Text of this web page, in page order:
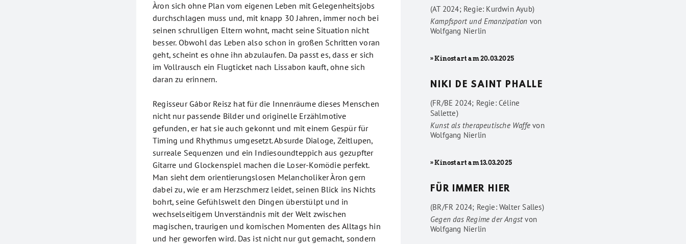
Àron sich ohne Plan vom eigenen Leben mit Gelegenheitsjobs
durchschlagen muss und, mit knapp 30 Jahren, immer noch bei
seinen schrulligen Eltern wohnt, macht seine Situation nicht
besser. Obwohl das Leben also schon in großen Schritten voran
geht, scheint es ohne ihn abzulaufen. Da passt es, dass er sich
im Vollrausch ein Flugticket nach Lissabon kauft, ohne sich
daran zu erinnern.
Regisseur Gábor Reisz hat für die Innenräume dieses Menschen
nicht nur passende Bilder und originelle Erzählmotive
gefunden, er hat sie auch gekonnt und mit einem Gespür für
Timing und Rhythmus umgesetzt. Absurde Dialoge, Zeitlupen,
surreale Sequenzen und ein Indiesoundteppich aus gezupfter
Gitarre und Glockenspiel machen die Loser-Komödie perfekt.
Man sieht dem orientierungslosen Melancholiker Àron gern
dabei zu, wie er am Herzschmerz leidet, seinen Blick ins Nichts
bohrt, seine Gefühlswelt den Dingen überstülpt und in
wechselseitigem Unverständnis mit der Welt zwischen
magischen, traurigen und komischen Momenten des Alltags hin
und her geworfen wird. Das ist nicht nur gut gemacht, sondern
(AT 2024; Regie: Kurdwin Ayub)
Kampfsport und Emanzipation von
Wolfgang Nierlin
» Kinostart am 20.03.2025
NIKI DE SAINT PHALLE
(FR/BE 2024; Regie: Céline
Sallette)
Kunst als therapeutische Waffevon
Wolfgang Nierlin
» Kinostart am 13.03.2025
FÜR IMMER HIER
(BR/FR 2024; Regie: Walter Salles)
Gegen das Regime der Angstvon
Wolfgang Nierlin